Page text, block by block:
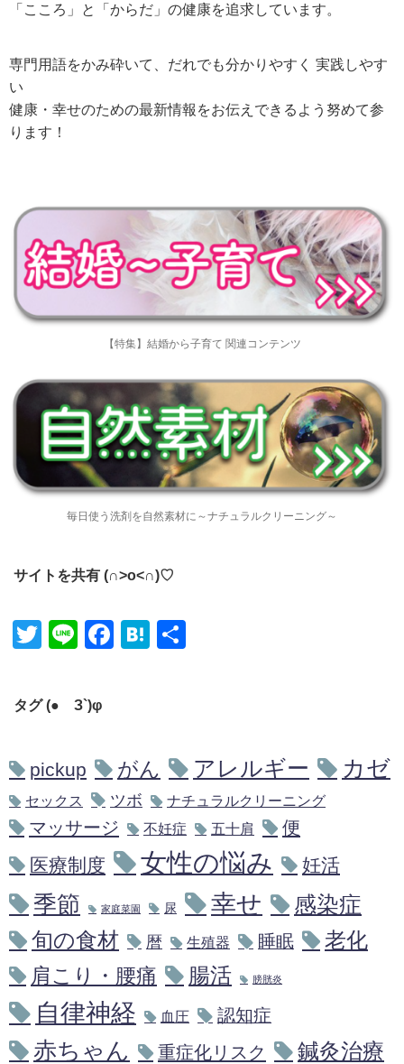
「こころ」と「からだ」の健康を追求しています。
専門用語をかみ砕いて、だれでも分かりやすく 実践しやす
い
健康・幸せのための最新情報をお伝えできるよう努めて参
ります！
【特集】結婚から子育て 関連コンテンツ
毎日使う洗剤を自然素材に～ナチュラルクリーニング～
サイトを共有 (∩˃o˂∩)♡
Twitter Line FacebookHatena
タグ (●´З`)φ
pickup がん アレルギー カゼ
セックス ツボ ナチュラルクリーニング
マッサージ 不妊症 五十肩 便
医療制度 女性の悩み 妊活
季節 家庭菜園 尿 幸せ 感染症
旬の食材 暦 生殖器 睡眠 老化
肩こり・腰痛 腸活 膀胱炎
自律神経 血圧 認知症
赤ちゃん 重症化リスク 鍼灸治療